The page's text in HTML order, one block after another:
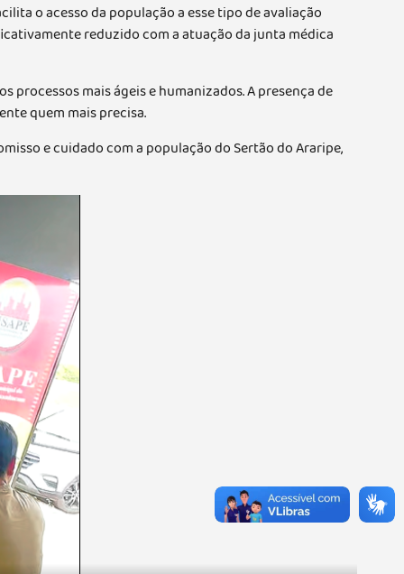
o acesso da população a esse tipo de avaliação
reduzido com a atuação da junta médica
processos mais ágeis e humanizados. A presença de
quem mais precisa.
e cuidado com a população do Sertão do Araripe,